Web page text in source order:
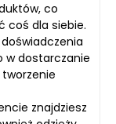
co
coś dla siebie.
w dostarczanie
tworzenie
znajdziesz